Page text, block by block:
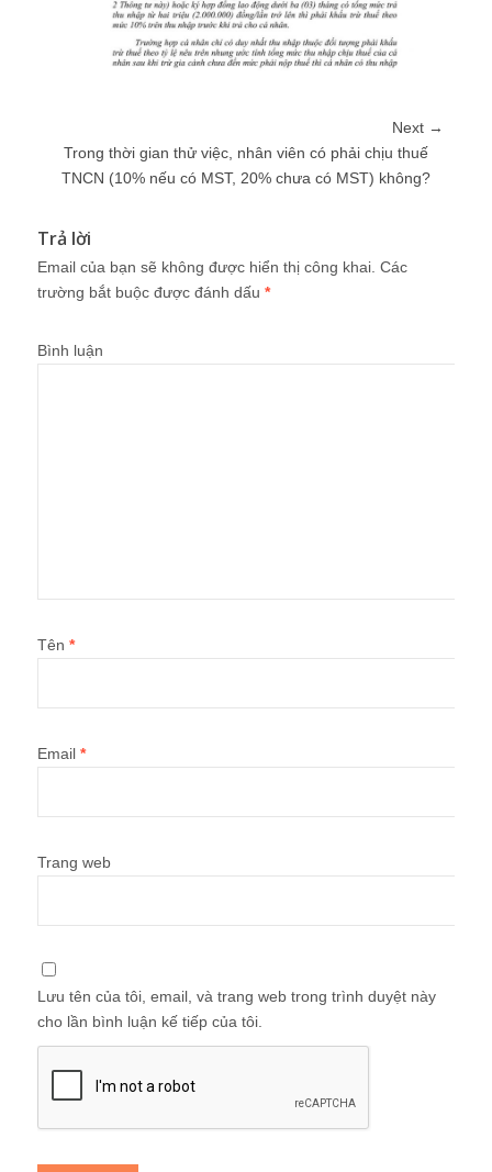
Next →
Trong thời gian thử việc, nhân viên có phải chịu thuế
TNCN (10% nếu có MST, 20% chưa có MST) không?
Trả lời
Email của bạn sẽ không được hiển thị công khai. Các
trường bắt buộc được đánh dấu *
Bình luận
Tên *
Email *
Trang web
Lưu tên của tôi, email, và trang web trong trình duyệt này
cho lần bình luận kế tiếp của tôi.